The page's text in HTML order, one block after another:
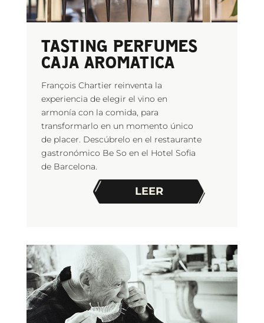
TASTING PERFUMES
CAJA AROMATICA
François Chartier reinventa la
experiencia de elegir el vino en
armonía con la comida, para
transformarlo en un momento único
de placer. Descúbrelo en el restaurante
gastronómico Be So en el Hotel Sofia
de Barcelona.
LEER